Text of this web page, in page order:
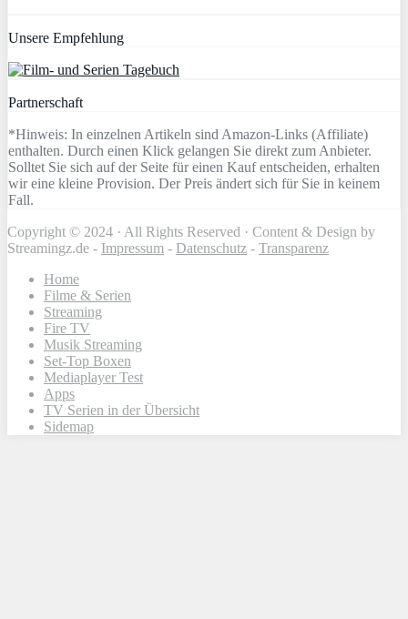
Unsere Empfehlung
Partnerschaft
*Hinweis: In einzelnen Artikeln sind Amazon-Links (Affiliate)
enthalten. Durch einen Klick gelangen Sie direkt zum Anbieter.
Solltet Sie sich auf der Seite für einen Kauf entscheiden, erhalten
wir eine kleine Provision. Der Preis ändert sich für Sie in keinem
Fall.
Copyright © 2024 · All Rights Reserved · Content & Design by
Streamingz.de - Impressum - Datenschutz - Transparenz
Home
Filme & Serien
Streaming
Fire TV
Musik Streaming
Set-Top Boxen
Mediaplayer Test
Apps
TV Serien in der Übersicht
Sidemap